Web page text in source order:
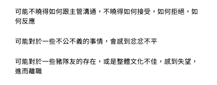
可能不曉得如何跟主管溝通，不曉得如何接受，如何拒絕，如
何反應
可能對於一些不公不義的事情，會感到忿忿不平
可能對於一些豬隊友的存在，或是整體文化不佳，感到失望，
進而離職